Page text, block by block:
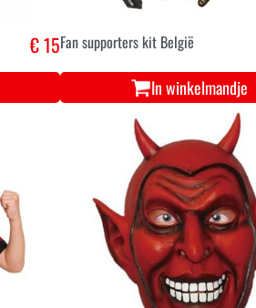
€ 15Fan supporters kit België
In winkelmandje